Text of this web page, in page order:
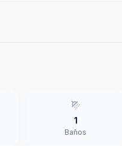
1
Baños